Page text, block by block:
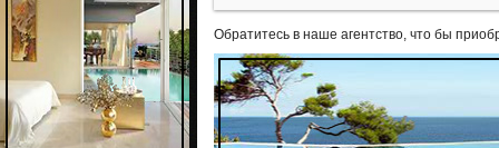
Обратитесь в наше агентство, что бы